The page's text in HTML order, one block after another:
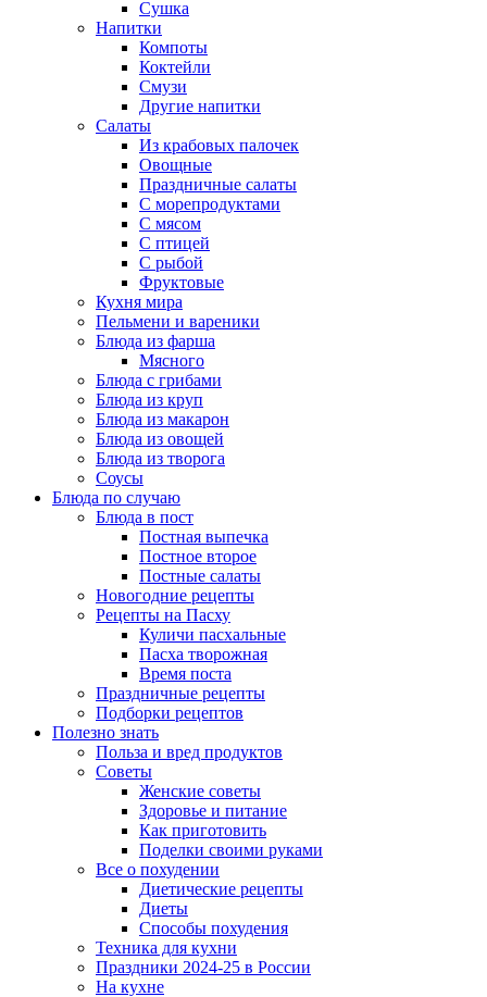
Сушка
Напитки
Компоты
Коктейли
Смузи
Другие напитки
Салаты
Из крабовых палочек
Овощные
Праздничные салаты
С морепродуктами
С мясом
С птицей
С рыбой
Фруктовые
Кухня мира
Пельмени и вареники
Блюда из фарша
Мясного
Блюда с грибами
Блюда из круп
Блюда из макарон
Блюда из овощей
Блюда из творога
Соусы
Блюда по случаю
Блюда в пост
Постная выпечка
Постное второе
Постные салаты
Новогодние рецепты
Рецепты на Пасху
Куличи пасхальные
Пасха творожная
Время поста
Праздничные рецепты
Подборки рецептов
Полезно знать
Польза и вред продуктов
Советы
Женские советы
Здоровье и питание
Как приготовить
Поделки своими руками
Все о похудении
Диетические рецепты
Диеты
Способы похудения
Техника для кухни
Праздники 2024-25 в России
На кухне